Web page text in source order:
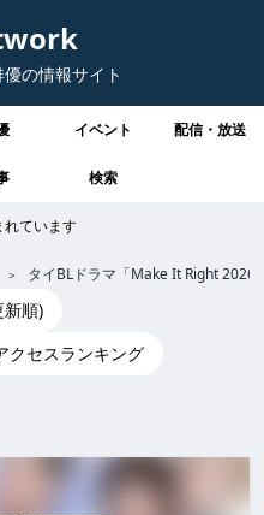
の情報サイト
イベント 配信・放送
検索
れています
タイBLドラマ「Make It Right 2026
新順)
クセスランキング
2026 MakeItRight2026